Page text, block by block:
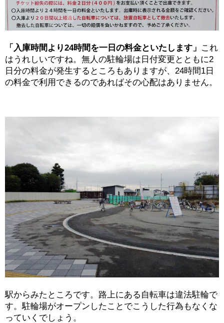
「入庫時間より24時間を一日の料金といたします」 これ
はうれしいですね。無人の駐輪場は日付変更とともに2
日分の料金が発生するところもありますが、24時間1日
の料金で利用できるのであればその心配はありません。
駅からみたところです。路上にある自転車は違法駐輪で
す。駐輪場がオープンしたことでこうした行為もなくな
っていくでしょう。